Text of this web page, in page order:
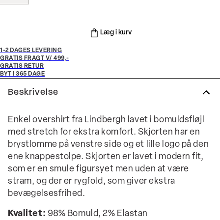
Læg i kurv
1-2 DAGES LEVERING
GRATIS FRAGT V/ 499,-
GRATIS RETUR
BYT I 365 DAGE
Beskrivelse
Enkel overshirt fra Lindbergh lavet i bomuldsfløjl
med stretch for ekstra komfort. Skjorten har en
brystlomme på venstre side og et lille logo på den
ene knappestolpe. Skjorten er lavet i modern fit,
som er en smule figursyet men uden at være
stram, og der er rygfold, som giver ekstra
bevægelsesfrihed.
Kvalitet: 98% Bomuld, 2% Elastan